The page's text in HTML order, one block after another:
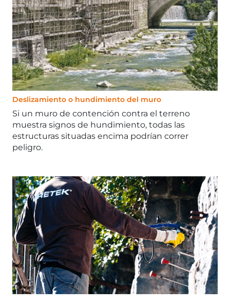
Deslizamiento o hundimiento del muro
Si un muro de contención contra el terreno
muestra signos de hundimiento, todas las
estructuras situadas encima podrían correr
peligro.